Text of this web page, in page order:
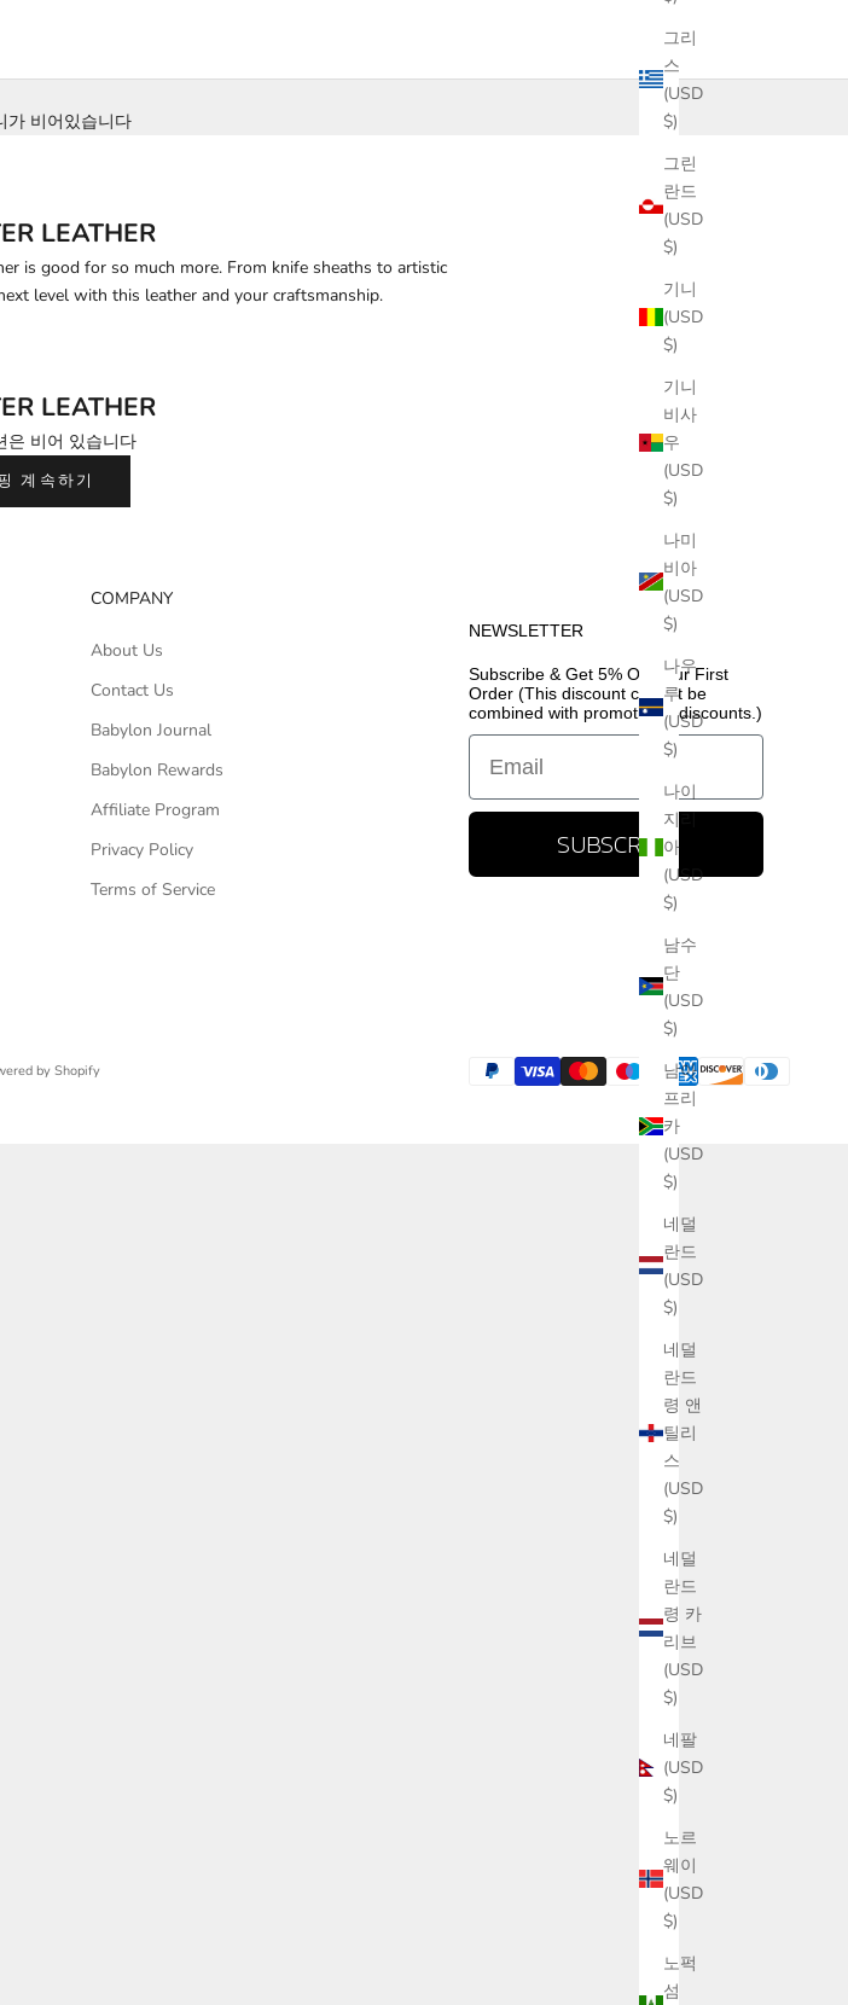
그리
스
(USD
$)
그린
란드
(USD
$)
기니
(USD
$)
기니
비사
우
(USD
$)
나미
비아
(USD
$)
나우
루
(USD
$)
나이
지리
아
(USD
$)
남수
단
(USD
$)
남아
프리
카
(USD
$)
네덜
란드
(USD
$)
네덜
란드
령 앤
틸리
스
(USD
$)
네덜
란드
령 카
리브
(USD
$)
네팔
(USD
$)
노르
웨이
(USD
$)
노퍽
섬
가 비어있습니다
LEATHER
is good for so much more. From knife sheaths to artistic
level with this leather and your craftsmanship.
LEATHER
은 비어 있습니다
계속하기
COMPANY
About Us
Contact Us
Babylon Journal
Babylon Rewards
Affiliate Program
Privacy Policy
Terms of Service
NEWSLETTER
Subscribe & Get 5% Off Your First
Order (This discount cannot be
combined with promotional discounts.)
Email
SUBSCRIBE
by Shopify